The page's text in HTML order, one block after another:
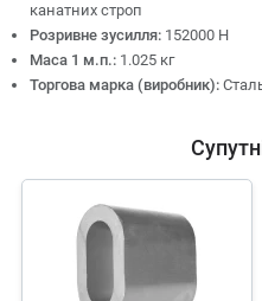
канатних строп
Розривне зусилля: 152000 Н
Маса 1 м.п.: 1.025 кг
Торгова марка (виробник):